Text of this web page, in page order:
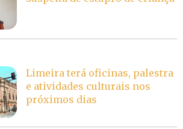
Limeira terá oficinas, palestra
e atividades culturais nos
próximos dias